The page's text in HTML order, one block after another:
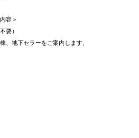
容＞
要）
、地下セラーをご案内します。